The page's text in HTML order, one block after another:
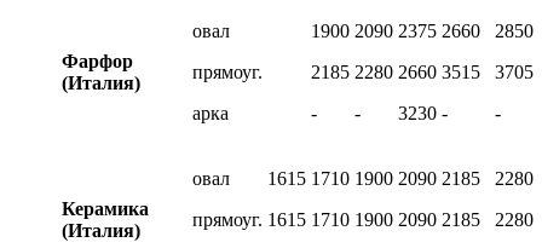
Фарфор
(Италия)
овал
прямоуг.
арка
1900
2185
-
2090
2280
-
2375
2660
3230
2660
3515
-
2850
3705
-
Керамика
(Италия)
овал
прямоуг.
1615
1615
1710
1710
1900
1900
2090
2090
2185
2185
2280
2280